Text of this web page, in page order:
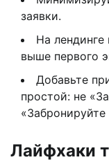
заявки.
На
выше первого
Добавьте
простой: не
Лайфхаки